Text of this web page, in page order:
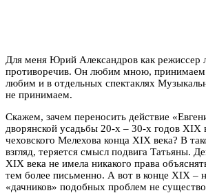
Для меня Юрий Александров как режиссер
противоречив. Он любим мною, принимаем
любим и в отдельных спектаклях
не принимаем.
Скажем, зачем переносить действие
дворянской усадьбы 20-х – 30-х годов XIX
чеховского Мелехова конца XIX века? В
взгляд, теряется смысл подвига Татьяны.
XIX века не имела никакого права
тем более письменно. А вот в конце XIX –
«дачников» подобных проблем не